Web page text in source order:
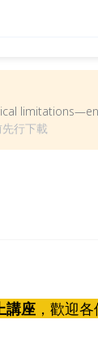
行下載
講座 ，歡迎